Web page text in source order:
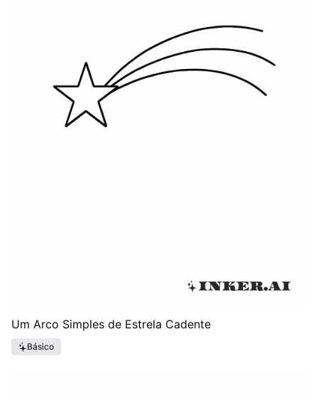
Um Arco Simples de Estrela Cadente
Básico